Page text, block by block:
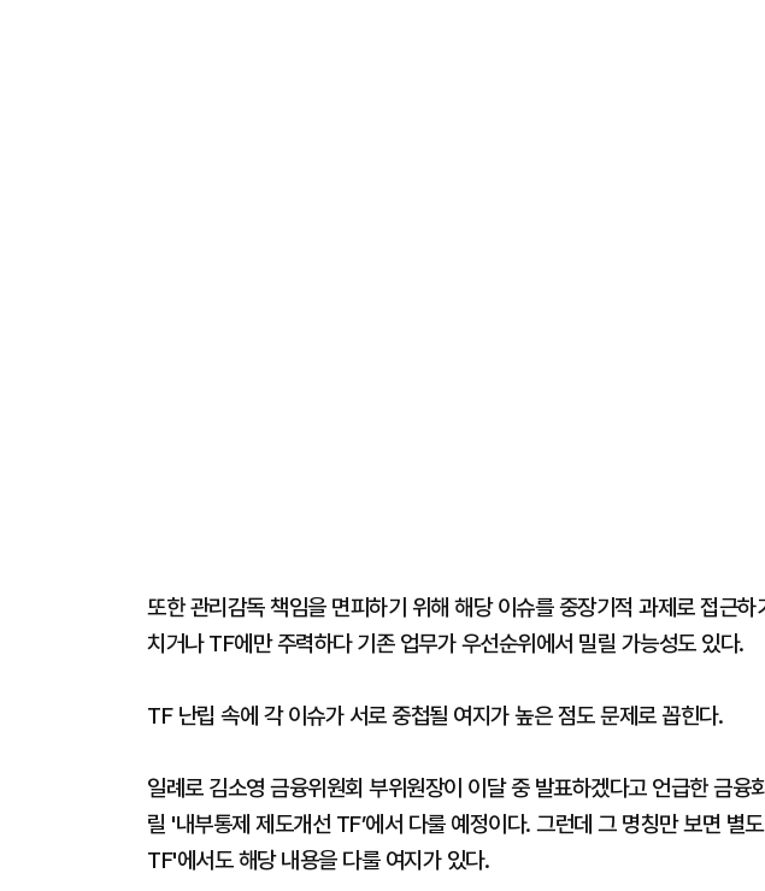
또한 관리감독 책임을 면피하기 위해 해당 이슈를 중장기적 과제로 접근
치거나 TF에만 주력하다 기존 업무가 우선순위에서 밀릴 가능성도 있다.
TF 난립 속에 각 이슈가 서로 중첩될 여지가 높은 점도 문제로 꼽힌다.
일례로 김소영 금융위원회 부위원장이 이달 중 발표하겠다고 언급한 금융
릴 '내부통제 제도개선 TF’에서 다룰 예정이다. 그런데 그 명칭만 보면 별
TF'에서도 해당 내용을 다룰 여지가 있다.